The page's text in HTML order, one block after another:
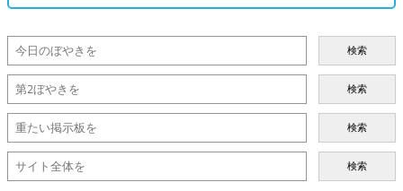
検索
検索
検索
検索